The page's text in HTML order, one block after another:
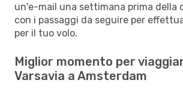
un'e-mail una settimana prima della
con i passaggi da seguire per
per il tuo volo.
Miglior momento per
Varsavia a Amsterdam